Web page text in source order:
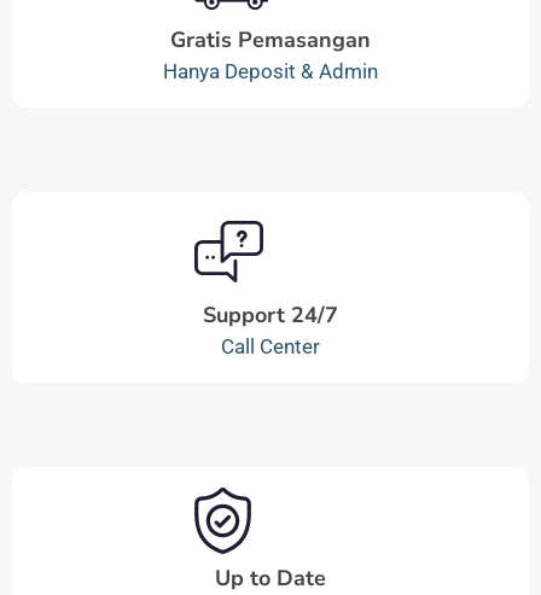
Gratis Pemasangan
Hanya Deposit & Admin
Support 24/7
Call Center
Up to Date